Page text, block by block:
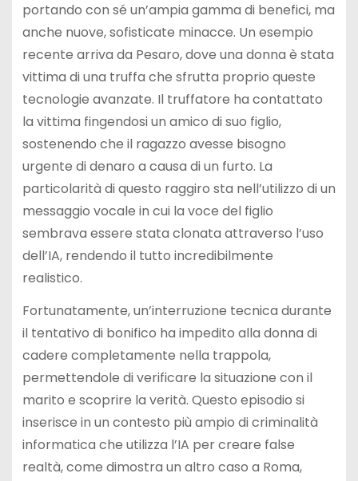
portando con sé un’ampia gamma di benefici, ma
anche nuove, sofisticate minacce. Un esempio
recente arriva da Pesaro, dove una donna è stata
vittima di una truffa che sfrutta proprio queste
tecnologie avanzate. Il truffatore ha contattato
la vittima fingendosi un amico di suo figlio,
sostenendo che il ragazzo avesse bisogno
urgente di denaro a causa di un furto. La
particolarità di questo raggiro sta nell’utilizzo di un
messaggio vocale in cui la voce del figlio
sembrava essere stata clonata attraverso l’uso
dell’IA, rendendo il tutto incredibilmente
realistico.
Fortunatamente, un’interruzione tecnica durante
il tentativo di bonifico ha impedito alla donna di
cadere completamente nella trappola,
permettendole di verificare la situazione con il
marito e scoprire la verità. Questo episodio si
inserisce in un contesto più ampio di criminalità
informatica che utilizza l’IA per creare false
realtà, come dimostra un altro caso a Roma,